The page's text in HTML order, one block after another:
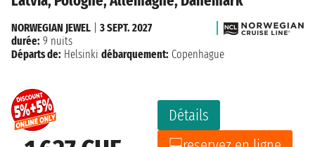
Détails
NORWEGIAN JEWEL
3 SEPT. 2027
durée: 9 nuits
Départs de: Helsinki débarquement: Copenhague